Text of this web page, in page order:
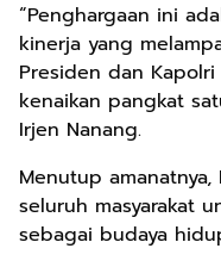
“Penghargaan ini
kinerja yang
Presiden dan
kenaikan pangkat
Irjen Nanang.
Menutup
seluruh masyarakat
sebagai budaya